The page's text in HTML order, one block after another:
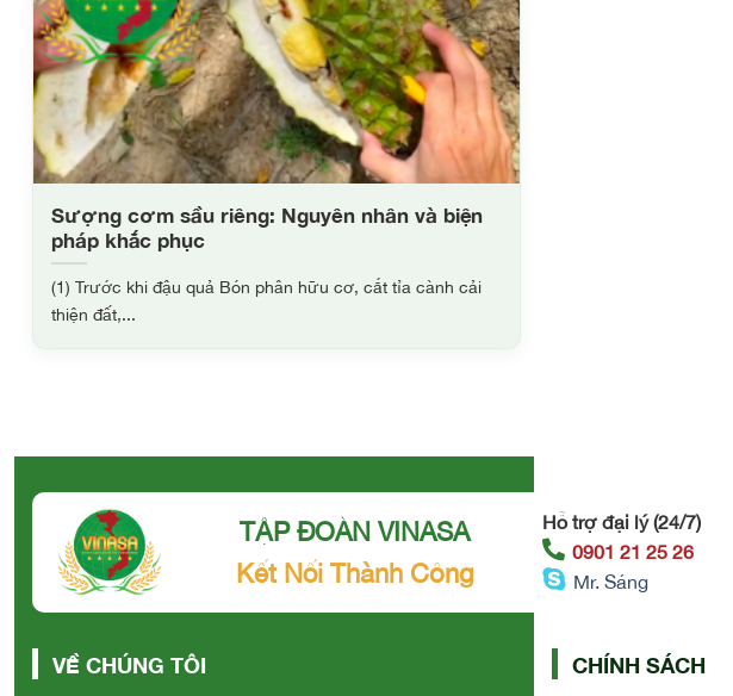
Sượng cơm sầu riêng: Nguyên nhân và biện
pháp khắc phục
(1) Trước khi đậu quả Bón phân hữu cơ, cắt tỉa cành cải
thiện đất,...
TẬP ĐOÀN VINASA
Kết Nối Thành Công
Hỗ trợ đại lý (24/7)
0901 21 25 26
Mr. Sáng
VỀ CHÚNG TÔI CHÍNH SÁCH